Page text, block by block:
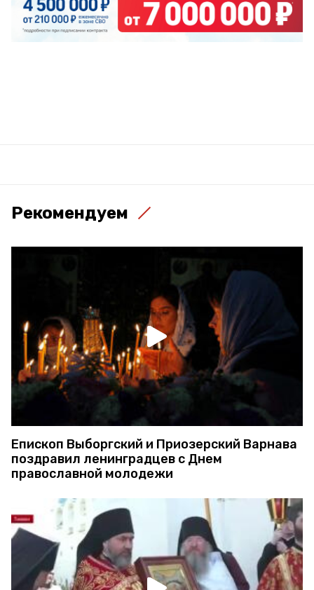
Рекомендуем
Епископ Выборгский и Приозерский Варнава
поздравил ленинградцев с Днем
православной молодежи